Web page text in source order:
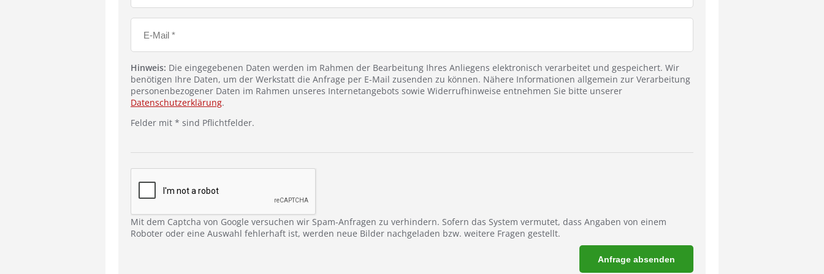
Hinweis: Die eingegebenen Daten werden im Rahmen der Bearbeitung Ihres Anliegens elektronisch verarbeitet und gespeichert. Wir
benötigen Ihre Daten, um der Werkstatt die Anfrage per E-Mail zusenden zu können. Nähere Informationen allgemein zur Verarbeitung
personenbezogener Daten im Rahmen unseres Internetangebots sowie Widerrufhinweise entnehmen Sie bitte unserer
Datenschutzerklärung.
Felder mit * sind Pflichtfelder.
Mit dem Captcha von Google versuchen wir Spam-Anfragen zu verhindern. Sofern das System vermutet, dass Angaben von einem
Roboter oder eine Auswahl fehlerhaft ist, werden neue Bilder nachgeladen bzw. weitere Fragen gestellt.